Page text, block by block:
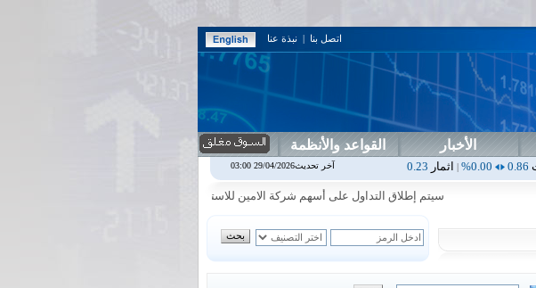
اتصل بنا | نبذة عنا
الأخبار القواعد والأنظمة
|اثمار0.23
0.00%
|ارامس |اربيل0.00
0.00%
سيتم إطلاق التداول على أسهم شركة الامين للاستثمار المالي في جلسة الاحد الموافق 2026/8/9